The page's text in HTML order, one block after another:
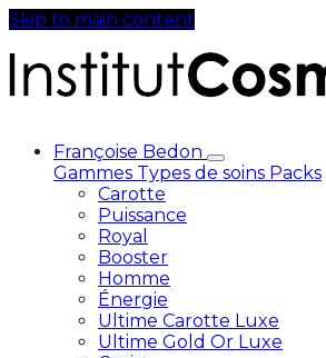
Skip to main content
Françoise Bedon
Gammes Types de soins Packs
Carotte
Puissance
Royal
Booster
Homme
Énergie
Ultime Carotte Luxe
Ultime Gold Or Luxe